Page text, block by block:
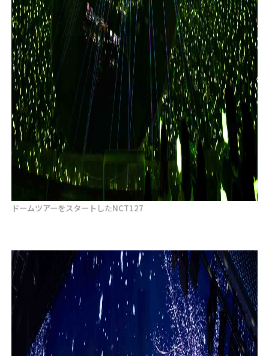
ドームツアーをスタートしたNCT127